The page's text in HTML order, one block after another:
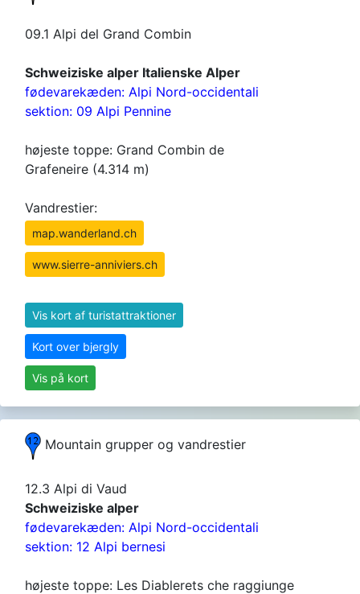
09.1 Alpi del Grand Combin
Schweiziske alper Italienske Alper
fødevarekæden: Alpi Nord-occidentali
sektion: 09 Alpi Pennine
højeste toppe: Grand Combin de
Grafeneire (4.314 m)
Vandrestier:
map.wanderland.ch
www.sierre-anniviers.ch
Vis kort af turistattraktioner
Kort over bjergly
Vis på kort
Mountain grupper og vandrestier
12.3 Alpi di Vaud
Schweiziske alper
fødevarekæden: Alpi Nord-occidentali
sektion: 12 Alpi bernesi
højeste toppe: Les Diablerets che raggiunge